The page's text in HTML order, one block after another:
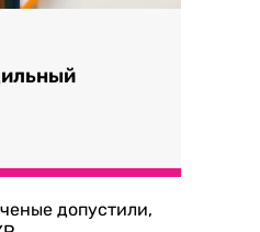
допустили,